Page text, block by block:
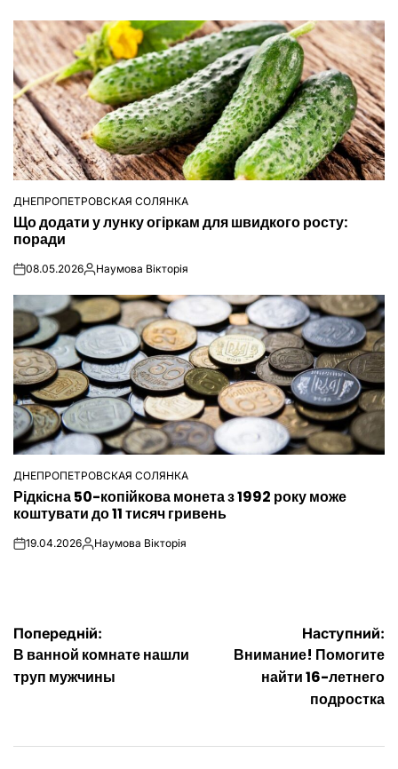
ОПУБЛІКУВАТИ
У
ДНЕПРОПЕТРОВСКАЯ СОЛЯНКА
Що додати у лунку огіркам для швидкого росту:
поради
on08.05.2026Опубліковано
Наумова Вікторія
ОПУБЛІКУВАТИ
У
ДНЕПРОПЕТРОВСКАЯ СОЛЯНКА
Рідкісна 50-копійкова монета з 1992 року може
коштувати до 11 тисяч гривень
on19.04.2026Опубліковано
Наумова Вікторія
Навігація
записів
Попередній:
В ванной комнате нашли
труп мужчины
Наступний:
Внимание! Помогите
найти 16-летнего
подростка